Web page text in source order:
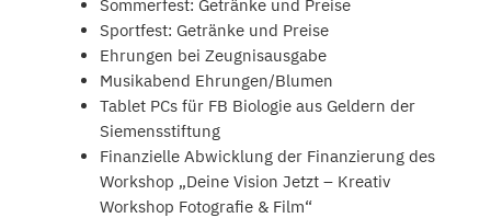
Sommerfest: Getränke und Preise
Sportfest: Getränke und Preise
Ehrungen bei Zeugnisausgabe
Musikabend Ehrungen/Blumen
Tablet PCs für FB Biologie aus Geldern der
Siemensstiftung
Finanzielle Abwicklung der Finanzierung des
Workshop „Deine Vision Jetzt – Kreativ
Workshop Fotografie & Film“